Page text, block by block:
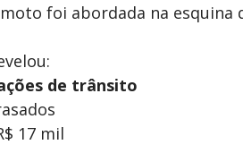
foi abordada na esquina
de trânsito
17 mil